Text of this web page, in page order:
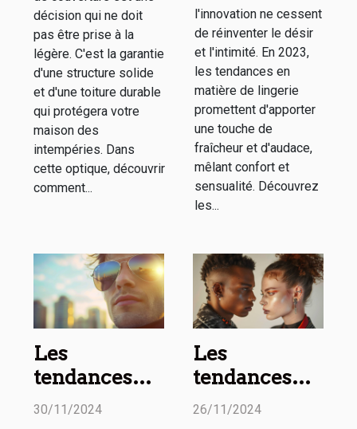
décision qui ne doit
pas être prise à la
légère. C'est la garantie
d'une structure solide
et d'une toiture durable
qui protégera votre
maison des
intempéries. Dans
cette optique, découvrir
comment...
l'innovation ne cessent
de réinventer le désir
et l'intimité. En 2023,
les tendances en
matière de lingerie
promettent d'apporter
une touche de
fraîcheur et d'audace,
mêlant confort et
sensualité. Découvrez
les...
Les
tendances
actuelles en
30/11/2024
Les
tendances
actuelles des
26/11/2024